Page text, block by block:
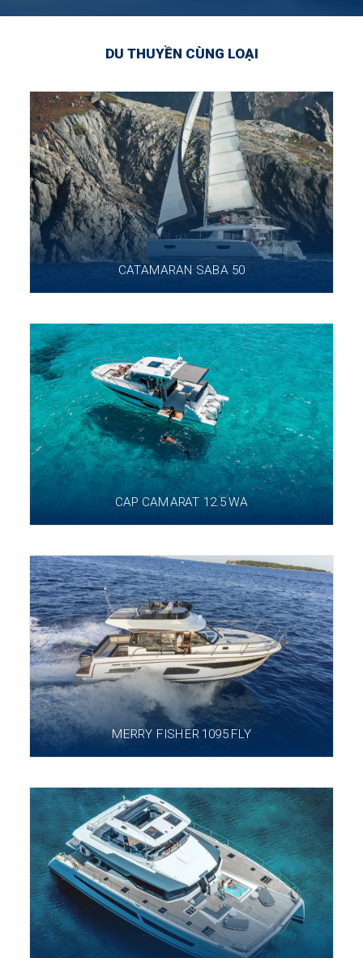
DU THUYỀN CÙNG LOẠI
CATAMARAN SABA 50
CAP CAMARAT 12.5 WA
MERRY FISHER 1095 FLY